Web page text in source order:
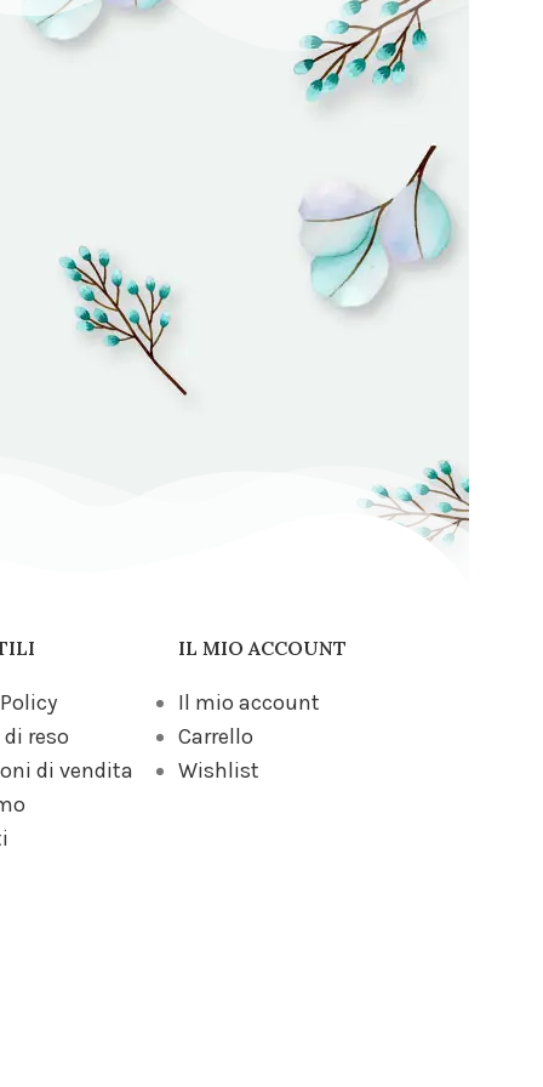
reso
di vendita
IL MIO ACCOUNT
Il mio account
Carrello
Wishlist